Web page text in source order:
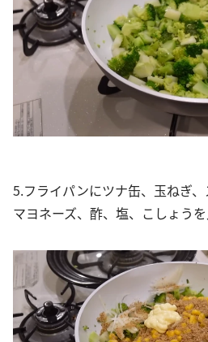
5.フライパンにツナ缶、玉ねぎ、
マヨネーズ、酢、塩、こしょうを